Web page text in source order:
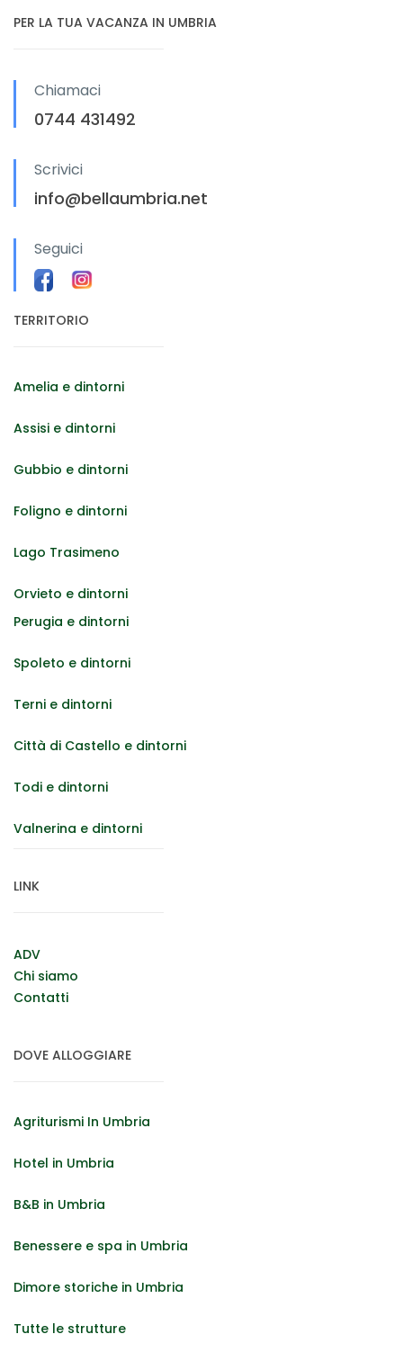
PER LA TUA VACANZA IN UMBRIA
Chiamaci
0744 431492
Scrivici
info@bellaumbria.net
Seguici
TERRITORIO
Amelia e dintorni
Assisi e dintorni
Gubbio e dintorni
Foligno e dintorni
Lago Trasimeno
Orvieto e dintorni
Perugia e dintorni
Spoleto e dintorni
Terni e dintorni
Città di Castello e dintorni
Todi e dintorni
Valnerina e dintorni
LINK
ADV
Chi siamo
Contatti
DOVE ALLOGGIARE
Agriturismi In Umbria
Hotel in Umbria
B&B in Umbria
Benessere e spa in Umbria
Dimore storiche in Umbria
Tutte le strutture